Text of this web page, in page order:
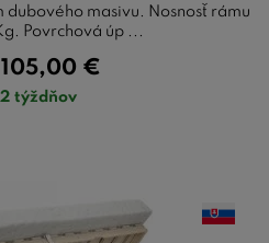
masivu. Nosnosť rámu
Povrchová úp ...
105,00 €
týždňov